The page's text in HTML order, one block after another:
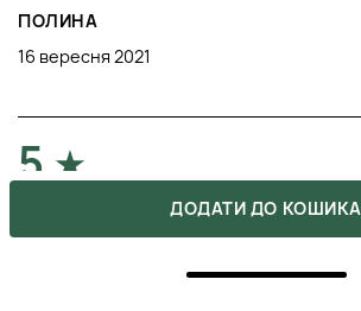
ПОЛИНА
16 вересня 2021
5
Я искренне люблю эту
от генозис стали моим маст-
ДОДАТИ ДО КОШИКА